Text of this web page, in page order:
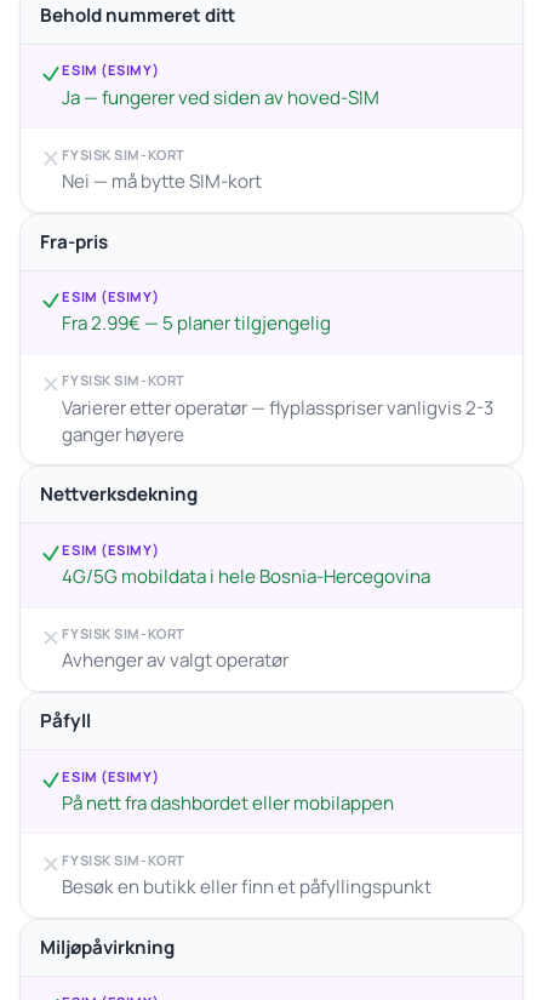
Behold nummeret ditt
ESIM (ESIMY)
Ja — fungerer ved siden av hoved-SIM
FYSISK SIM-KORT
Nei — må bytte SIM-kort
Fra-pris
ESIM (ESIMY)
Fra 2.99€ — 5 planer tilgjengelig
FYSISK SIM-KORT
Varierer etter operatør — flyplasspriser vanligvis 2-3
ganger høyere
Nettverksdekning
ESIM (ESIMY)
4G/5G mobildata i hele Bosnia-Hercegovina
FYSISK SIM-KORT
Avhenger av valgt operatør
Påfyll
ESIM (ESIMY)
På nett fra dashbordet eller mobilappen
FYSISK SIM-KORT
Besøk en butikk eller finn et påfyllingspunkt
Miljøpåvirkning